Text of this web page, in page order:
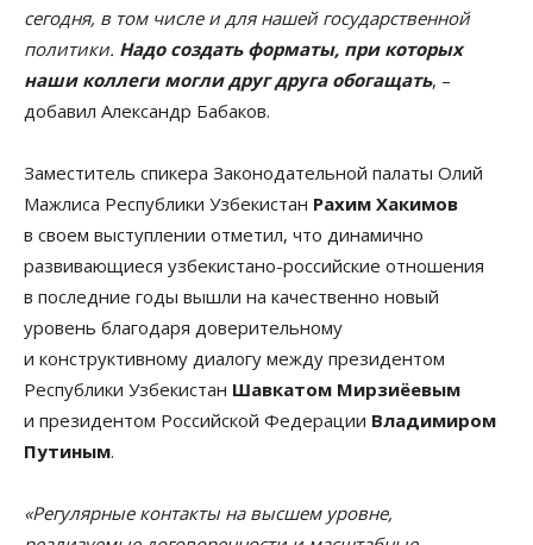
сегодня, в том числе и для нашей государственной
политики. Надо создать форматы, при которых
наши коллеги могли друг друга обогащать, –
добавил Александр Бабаков.
Заместитель спикера Законодательной палаты Олий
Мажлиса Республики Узбекистан Рахим Хакимов
в своем выступлении отметил, что динамично
развивающиеся узбекистано-российские отношения
в последние годы вышли на качественно новый
уровень благодаря доверительному
и конструктивному диалогу между президентом
Республики Узбекистан Шавкатом Мирзиёевым
и президентом Российской Федерации Владимиром
Путиным.
«Регулярные контакты на высшем уровне,